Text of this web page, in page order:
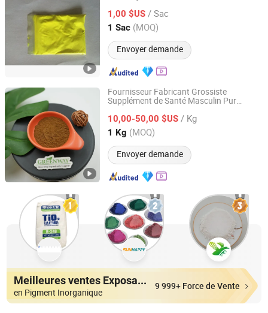
1,00 $US / Sac
1 Sac (MOQ)
Envoyer demande
Zhejiang, China Depuis 2005
Fournisseur Fabricant Grossiste
Supplément de Santé Masculin Pur
de Racine de Maca Jaune
Pérou
10,00-50,00 $US / Kg
1 Kg (MOQ)
Envoyer demande
Suzhou Greenway Biotech Co., Ltd.
Jiangsu, China Depuis 2017
Meilleures ventes Exposants
en Pigment Inorganique
9 999+ Force de Vente